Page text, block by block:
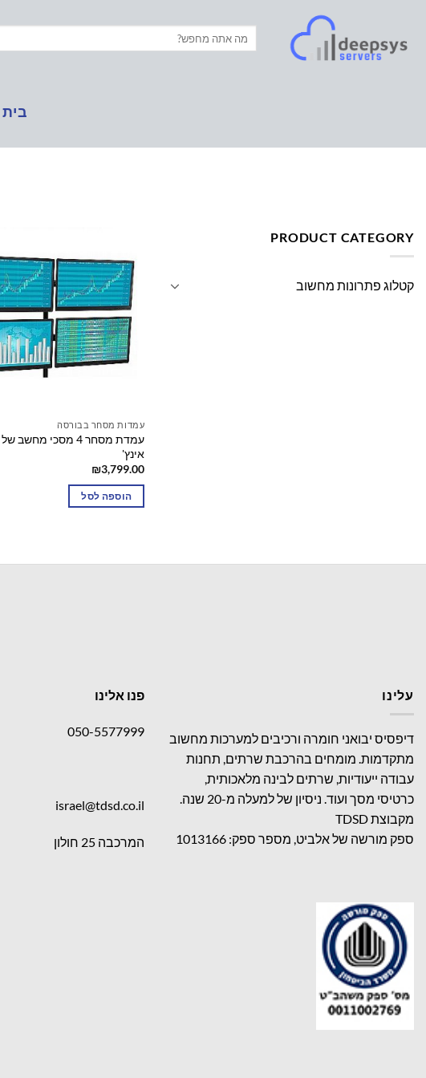
content
בית
PRODUCT CATEGORY
קטלוג פתרונות מחשוב
עמדות מסחר בבורסה
אינץ'
₪3,799.00
הוספה לסל
עלינו
דיפסיס יבואני חומרה ורכיבים למערכות מחשוב
מתקדמות. מומחים בהרכבת שרתים, תחנות
עבודה ייעודיות, שרתים לבינה מלאכותית,
כרטיסי מסך ועוד. ניסיון של למעלה מ-20 שנה.
מקבוצת TDSD
ספק מורשה של אלביט, מספר ספק: 1013166
פנו אלינו
050-5577999
israel@tdsd.co.il
המרכבה 25 חולון